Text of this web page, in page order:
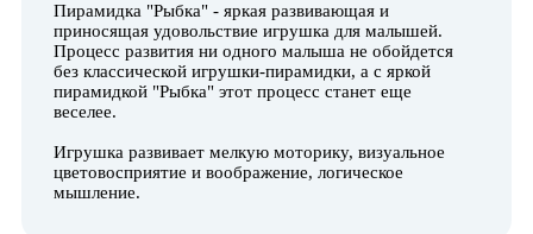
Пирамидка "Рыбка" - яркая развивающая и
приносящая удовольствие игрушка для малышей.
Процесс развития ни одного малыша не обойдется
без классической игрушки-пирамидки, а с яркой
пирамидкой "Рыбка" этот процесс станет еще
веселее.
Игрушка развивает мелкую моторику, визуальное
цветовосприятие и воображение, логическое
мышление.